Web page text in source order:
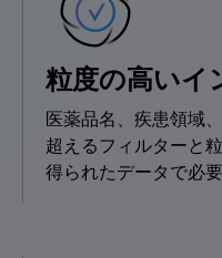
粒度の高いイ
医薬品名、疾患領域
超えるフィルターと
得られたデータで必